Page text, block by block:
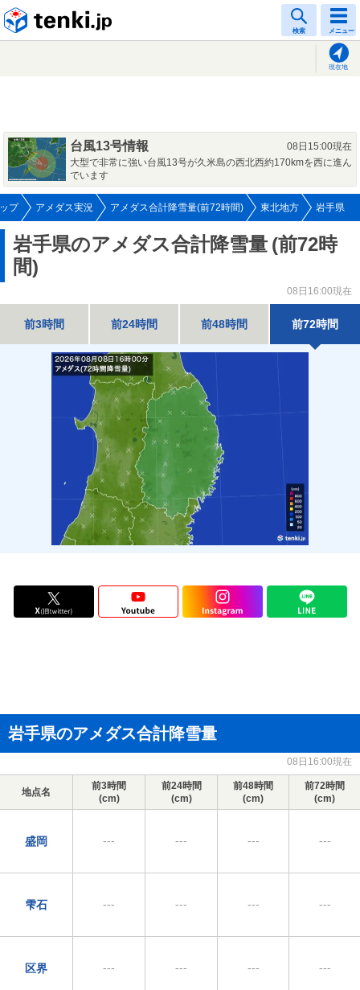
検索 メニュー
現在地
台風13号情報
08日15:00現在
大型で非常に強い台風13号が久米島の西北西約170kmを西に進ん
でいます
プ アメダス実況 アメダス合計降雪量(前72時間) 東北地方 岩手県
岩手県のアメダス合計降雪量 (前72時
間)
08日16:00現在
前3時間 前24時間 前48時間 前72時間
岩手県のアメダス合計降雪量
08日16:00現在
地点名
前3時間
(cm)
前24時間
(cm)
前48時間
(cm)
前72時間
(cm)
盛岡 --- --- --- ---
雫石 --- --- --- ---
区界 --- --- --- ---